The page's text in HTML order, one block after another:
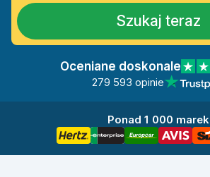
Szukaj teraz
Oceniane doskonale
279 593 opinie
Ponad 1 000 marek